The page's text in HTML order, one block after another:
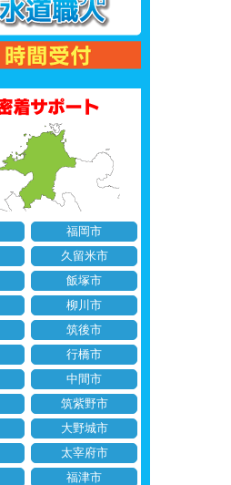
福岡市
久留米市
飯塚市
柳川市
筑後市
行橋市
中間市
筑紫野市
大野城市
太宰府市
福津市